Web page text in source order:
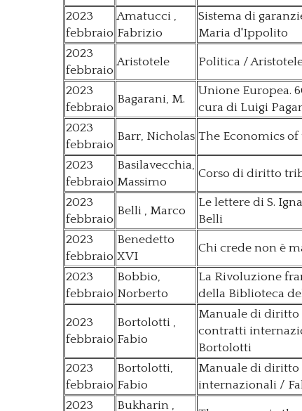
2023
febbraio
Amatucci ,
Fabrizio
Sistema di
Maria d'Ippolito
2023
febbraio
Aristotele Politica /
2023
febbraio
Bagarani, M.
Unione Europea.
cura di Luigi
2023
febbraio
Barr, Nicholas The Economics
2023
febbraio
Basilavecchia,
Massimo
Corso di diritto
2023
febbraio
Belli , Marco
Le lettere di S.
Belli
2023
febbraio
Benedetto
XVI
Chi crede non è
2023
febbraio
Bobbio,
Norberto
La Rivoluzione
della Biblioteca
2023
febbraio
Bortolotti ,
Fabio
Manuale di diritto
contratti
Bortolotti
2023
febbraio
Bortolotti,
Fabio
Manuale di
internazionali /
2023
Bukharin ,